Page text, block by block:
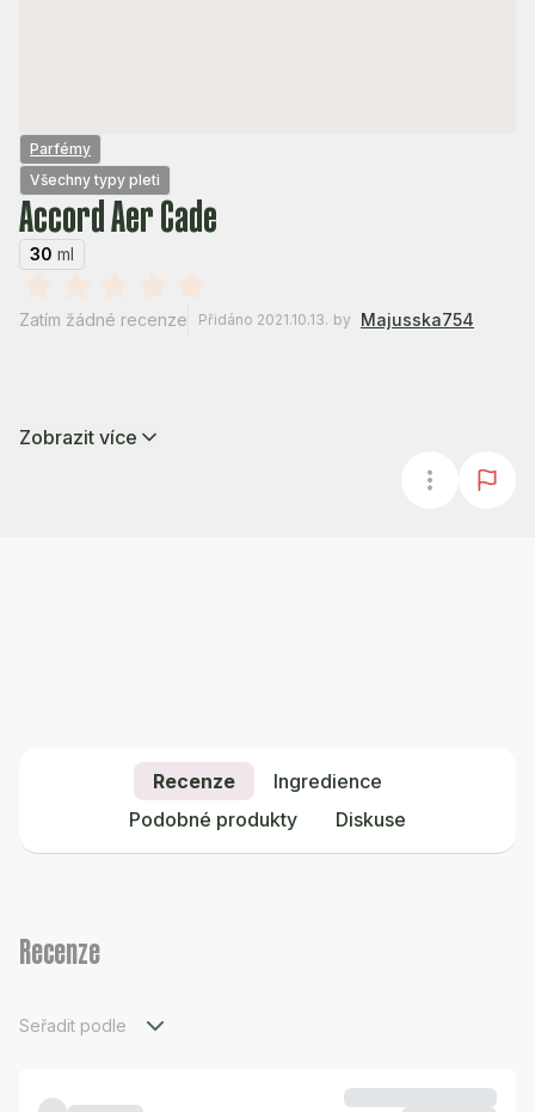
Parfémy
Všechny typy pleti
Accord Aer Cade
30 ml
Zatím žádné recenze Přidáno 2021.10.13. by Majusska754
Zobrazit více
Recenze
Ingredience
Podobné produkty
Diskuse
Recenze
Seřadit podle